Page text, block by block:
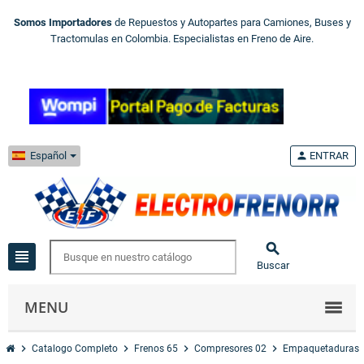
Somos Importadores de Repuestos y Autopartes para Camiones, Buses y
Tractomulas en Colombia. Especialistas en Freno de Aire.
Español
view_headline 
Buscar
person ENTRAR
MENU
chevron_right Catalogo Completo chevron_right Frenos 65 chevron_right Compresores 02 chevron_right Empaquetaduras